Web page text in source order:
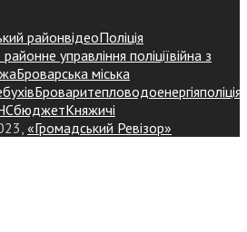
районвідеоПоліція
управління поліціївійна з
Броварська міська
Броваритепловодоенергіяполіція
бюджетКняжичі
«Громадський Ревізор»